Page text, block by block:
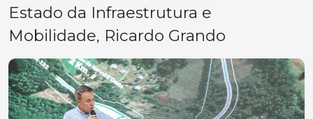
Estado da Infraestrutura e
Mobilidade, Ricardo Grando